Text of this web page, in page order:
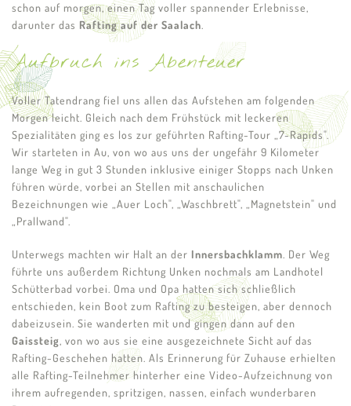
schon auf morgen, einen Tag voller spannender Erlebnisse,
darunter das Rafting auf der Saalach.
Aufbruch ins Abenteuer
Voller Tatendrang fiel uns allen das Aufstehen am folgenden
Morgen leicht. Gleich nach dem Frühstück mit leckeren
Spezialitäten ging es los zur geführten Rafting-Tour „7-Rapids".
Wir starteten in Au, von wo aus uns der ungefähr 9 Kilometer
lange Weg in gut 3 Stunden inklusive einiger Stopps nach Unken
führen würde, vorbei an Stellen mit anschaulichen
Bezeichnungen wie „Auer Loch", „Waschbrett", „Magnetstein" und
„Prallwand".
Unterwegs machten wir Halt an der Innersbachklamm. Der Weg
führte uns außerdem Richtung Unken nochmals am Landhotel
Schütterbad vorbei. Oma und Opa hatten sich schließlich
entschieden, kein Boot zum Rafting zu besteigen, aber dennoch
dabeizusein. Sie wanderten mit und gingen dann auf den
Gaissteig, von wo aus sie eine ausgezeichnete Sicht auf das
Rafting-Geschehen hatten. Als Erinnerung für Zuhause erhielten
alle Rafting-Teilnehmer hinterher eine Video-Aufzeichnung von
ihrem aufregenden, spritzigen, nassen, einfach wunderbaren